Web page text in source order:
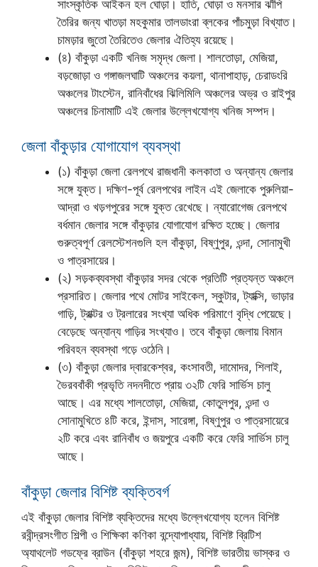
সাংস্কৃতিক আইকন হল ঘোড়া। হাতি, ঘোড়া ও মনসার ঝাঁপি
তৈরির জন্য খাতড়া মহকুমার তালডাংরা ব্লকের পাঁচমুড়া বিখ্যাত।
চামড়ার জুতো তৈরিতেও জেলার ঐতিহ্য রয়েছে।
(৪) বাঁকুড়া একটি খনিজ সমৃদ্ধ জেলা। শালতোড়া, মেজিয়া,
বড়জোড়া ও গঙ্গাজলঘাটি অঞ্চলের কয়লা, থানাপাহাড়, চেরাডংরি
অঞ্চলের টাংস্টেন, রানিবাঁধের ঝিলিমিলি অঞ্চলের অভ্র ও রাইপুর
অঞ্চলের চিনামাটি এই জেলার উল্লেখযোগ্য খনিজ সম্পদ।
জেলা বাঁকুড়ার যোগাযোগ ব্যবস্থা
(১) বাঁকুড়া জেলা রেলপথে রাজধানী কলকাতা ও অন্যান্য জেলার
সঙ্গে যুক্ত। দক্ষিণ-পূর্ব রেলপথের লাইন এই জেলাকে পুরুলিয়া-
আদ্রা ও খড়গপুরের সঙ্গে যুক্ত রেখেছে। ন্যারোগেজ রেলপথে
বর্ধমান জেলার সঙ্গে বাঁকুড়ার যোগাযোগ রক্ষিত হচ্ছে। জেলার
গুরুত্বপূর্ণ রেলস্টেশনগুলি হল বাঁকুড়া, বিষ্ণুপুর, ওন্দা, সোনামুখী
ও পাত্রসায়ের।
(২) সড়কব্যবস্থা বাঁকুড়ার সদর থেকে প্রতিটি প্রত্যন্ত অঞ্চলে
প্রসারিত। জেলার পথে মোটর সাইকেল, স্কুটার, ট্যাক্সি, ভাড়ার
গাড়ি, ট্রাক্টর ও ট্রলারের সংখ্যা অধিক পরিমাণে বৃদ্ধি পেয়েছে।
বেড়েছে অন্যান্য গাড়ির সংখ্যাও। তবে বাঁকুড়া জেলায় বিমান
পরিবহন ব্যবস্থা গড়ে ওঠেনি।
(৩) বাঁকুড়া জেলার দ্বারকেশ্বর, কংসাবতী, দামোদর, শিলাই,
ভৈরববাঁকী প্রভৃতি নদনদীতে প্রায় ৩২টি ফেরি সার্ভিস চালু
আছে। এর মধ্যে শালতোড়া, মেজিয়া, কোতুলপুর, ওন্দা ও
সোনামুখিতে ৪টি করে, ইন্দাস, সারেঙ্গা, বিষ্ণুপুর ও পাত্রসায়েরে
২টি করে এবং রানিবাঁধ ও জয়পুরে একটি করে ফেরি সার্ভিস চালু
আছে।
বাঁকুড়া জেলার বিশিষ্ট ব্যক্তিবর্গ
এই বাঁকুড়া জেলার বিশিষ্ট ব্যক্তিদের মধ্যে উল্লেখযোগ্য হলেন বিশিষ্ট
রবীন্দ্রসংগীত শিল্পী ও শিক্ষিকা কণিকা বন্দ্যোপাধ্যায়, বিশিষ্ট ব্রিটিশ
অ্যাথলেট গডফ্রে ব্রাউন (বাঁকুড়া শহরে জন্ম), বিশিষ্ট ভারতীয় ভাস্কর ও